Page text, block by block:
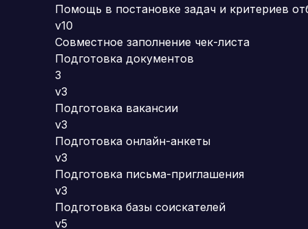
Помощь в постановке задач и критериев
v10
Совместное заполнение чек-листа
Подготовка документов
3
v3
Подготовка вакансии
v3
Подготовка онлайн-анкеты
v3
Подготовка письма-приглашения
v3
Подготовка базы соискателей
v5